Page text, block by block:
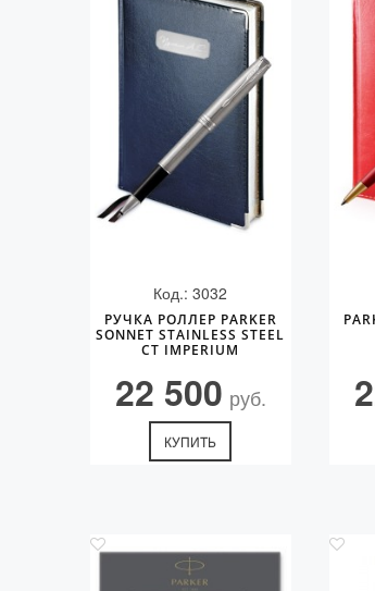
Код.: 3032
РУЧКА РОЛЛЕР PARKER
SONNET STAINLESS STEEL
CT IMPERIUM
22 500 руб.
КУПИТЬ